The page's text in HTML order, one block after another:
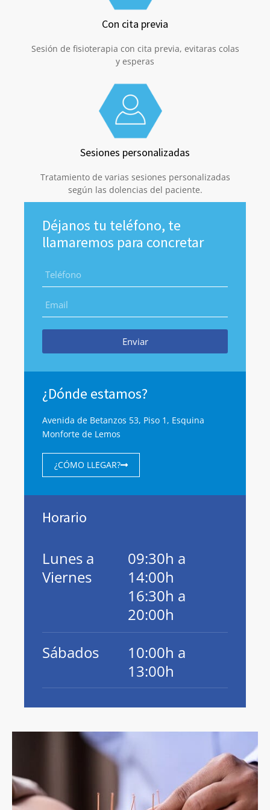
Con cita previa
Sesión de fisioterapia con cita previa, evitaras colas
y esperas
Sesiones personalizadas
Tratamiento de varias sesiones personalizadas
según las dolencias del paciente.
Déjanos tu teléfono, te
llamaremos para concretar
Enviar
¿Dónde estamos?
Avenida de Betanzos 53, Piso 1, Esquina
Monforte de Lemos
¿CÓMO LLEGAR?
Horario
Lunes a
Viernes
09:30h a
14:00h
16:30h a
20:00h
Sábados
10:00h a
13:00h